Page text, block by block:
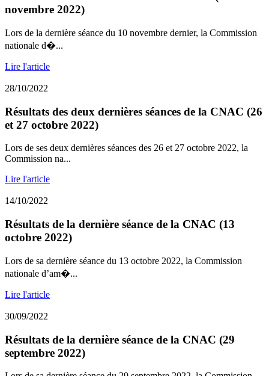
novembre 2022)
Lors de la dernière séance du 10 novembre dernier, la Commission
nationale d�...
Lire l'article
28/10/2022
Résultats des deux dernières séances de la CNAC (26
et 27 octobre 2022)
Lors de ses deux dernières séances des 26 et 27 octobre 2022, la
Commission na...
Lire l'article
14/10/2022
Résultats de la dernière séance de la CNAC (13
octobre 2022)
Lors de sa dernière séance du 13 octobre 2022, la Commission
nationale d’am�...
Lire l'article
30/09/2022
Résultats de la dernière séance de la CNAC (29
septembre 2022)